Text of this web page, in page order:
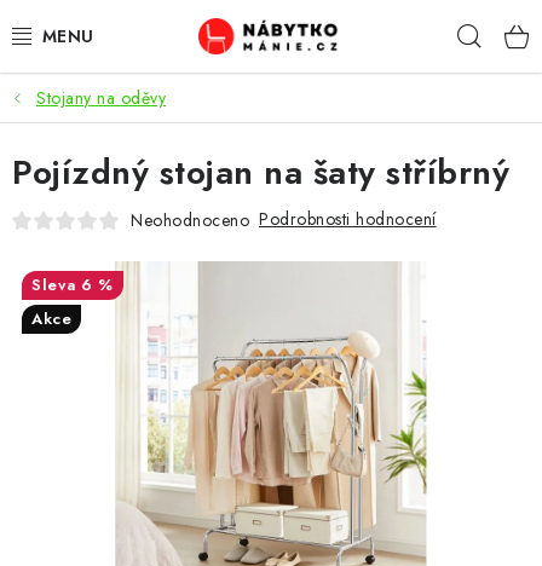
na
OBÝVACÍ POKOJ
KUCHYŇ A JÍDELNA
LOŽNICE
DĚTSKÝ POKOJ
KANCELÁŘ / PRACOVNA
KOUPELNA A WC
CHOVATELSKÉ POTŘEBY
Stojany na oděvy
Pojízdný stojan na šaty stříbrný
Neohodnoceno Podrobnosti hodnocení
6 %
Akce